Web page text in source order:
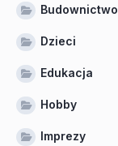
Budownictwo
Dzieci
Edukacja
Hobby
Imprezy